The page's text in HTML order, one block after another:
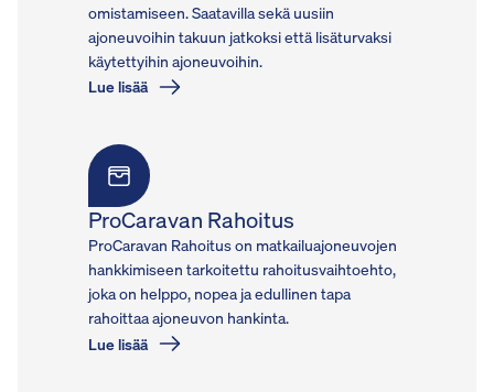
omistamiseen. Saatavilla sekä uusiin
ajoneuvoihin takuun jatkoksi että lisäturvaksi
käytettyihin ajoneuvoihin.
Lue lisää
ProCaravan Rahoitus
ProCaravan Rahoitus on matkailuajoneuvojen
hankkimiseen tarkoitettu rahoitusvaihtoehto,
joka on helppo, nopea ja edullinen tapa
rahoittaa ajoneuvon hankinta.
Lue lisää